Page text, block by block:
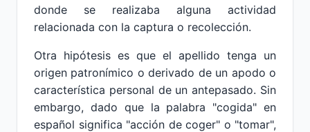
donde se realizaba alguna actividad
relacionada con la captura o recolección.
Otra hipótesis es que el apellido tenga un
origen patronímico o derivado de un apodo o
característica personal de un antepasado. Sin
embargo, dado que la palabra "cogida" en
español significa "acción de coger" o "tomar",